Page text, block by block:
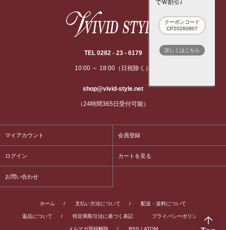
TEL 0282 - 23 - 6179
10:00 ～ 18:00（日祝除く）
shop@vivid-style.net
（24時間365日受付可能）
マイアカウント 会員登録
ログイン カートを見る
お問い合わせ
ホーム / 支払い方法について / 配送・送料について
返品について / 特定商取引法に基づく表記 プライバシーポリシー
でＷ割引♪
クーポンコード
CP20260807
詳しくはこちら